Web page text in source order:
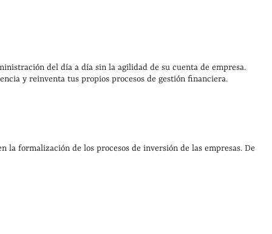
del día a día sin la agilidad de su cuenta de empresa.
y reinventa tus propios procesos de gestión financiera.
formalización de los procesos de inversión de las empresas. De